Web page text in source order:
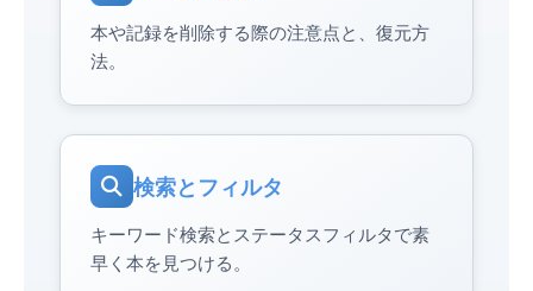
本や記録を削除する際の注意点と、復元方
法。
検索とフィルタ
キーワード検索とステータスフィルタで素
早く本を見つける。